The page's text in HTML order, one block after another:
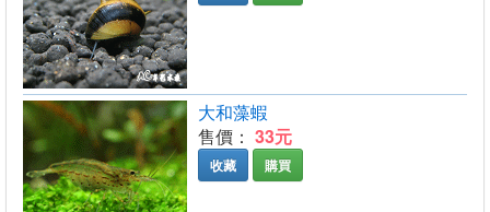
大和藻蝦
售價： 33元
收藏 購買